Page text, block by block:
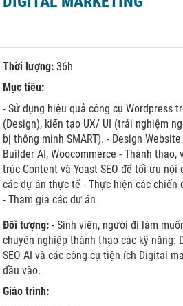
Thời lượng:36h
Mục tiêu:
- Sử dụng hiệu quả công cụ Wordpress
(Design), kiến tạo UX/ UI (trải nghiệm
bị thông minh SMART). - Design
Builder AI, Woocommerce - Thành
trúc Content và Yoast SEO để tối ưu
các dự án thực tế - Thực hiện các chiến
- Tham gia các dự án
Đối tượng:- Sinh viên, người đi làm
chuyên nghiệp thành thạo các kỹ năng:
SEO AI và các công cụ tiện ích Digital
đầu vào.
Giáo trình: